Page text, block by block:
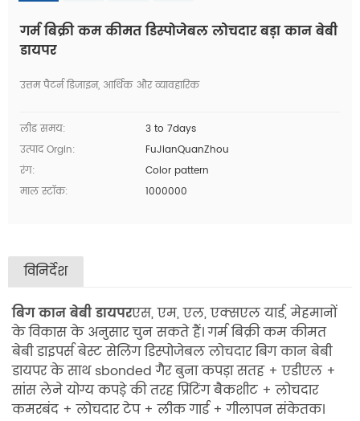
गर्म बिक्री कम कीमत डिस्पोजेबल लोचदार बड़ा कान बेबी
डायपर
उत्तम पैटर्न डिजाइन, आर्थिक और व्यावहारिक
लीड समय:
3 to 7days
उत्पाद Orgin:
FuJianQuanZhou
रंग:
Color pattern
माल स्टॉक:
1000000
विनिर्देश
बिग कान बेबी डायपरएस, एम, एल, एक्सएल यार्ड, मेहमानों
के विकास के अनुसार चुन सकते हैं।गर्म बिक्री कम कीमत
बेबी डाइपर्स बेस्ट सेलिंग डिस्पोजेबल लोचदार बिग कान बेबी
डायपर के साथ sbonded गैर बुना कपड़ा सतह + एडीएल +
सांस लेने योग्य कपड़े की तरह प्रिंटिंग बैकशीट + लोचदार
कमरबंद + लोचदार टेप + लीक गार्ड + गीलापन संकेतक।